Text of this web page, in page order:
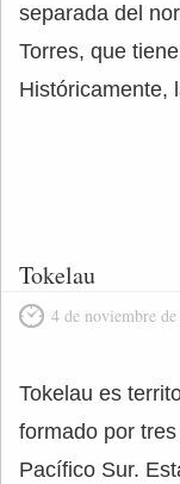
separada del
Torres, que
Históricamente,
Tokelau
4 de noviembre de
Tokelau es
formado por
Pacífico Sur.